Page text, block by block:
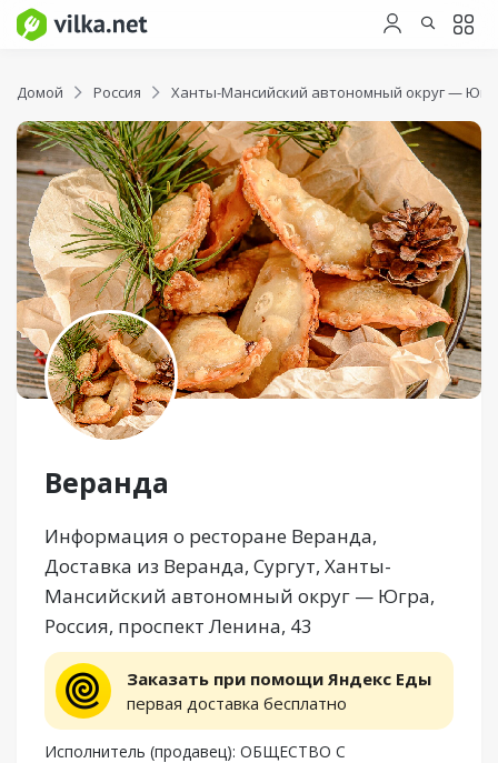
Домой Россия Ханты-Мансийский автономный округ —
Веранда
Информация о ресторане Веранда,
Доставка из Веранда, Сургут, Ханты-
Мансийский автономный округ — Югра,
Россия, проспект Ленина, 43
Заказать при помощи Яндекс Еды
первая доставка бесплатно
Исполнитель (продавец): ОБЩЕСТВО С